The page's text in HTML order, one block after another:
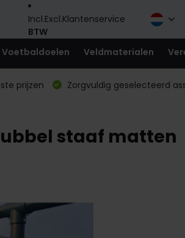
Incl.Excl.
BTW
Klantenservice
Voetbaldoelen Veldmaterialen
prijzen
Zorgvuldig geselecteerd
staaf matten